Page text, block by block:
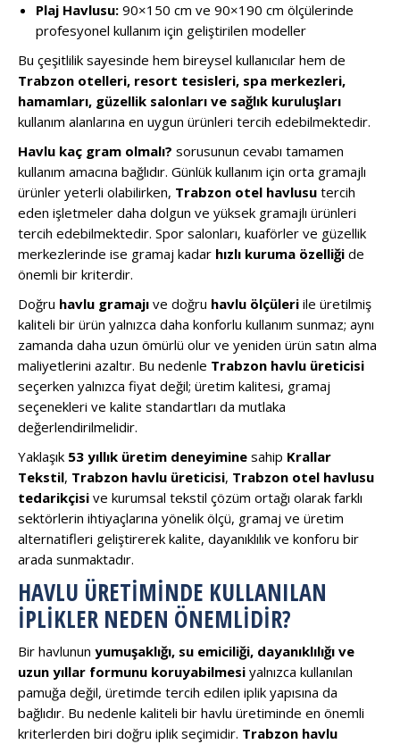
Plaj Havlusu: 90×150 cm ve 90×190 cm ölçülerinde
profesyonel kullanım için geliştirilen modeller
Bu çeşitlilik sayesinde hem bireysel kullanıcılar hem de
Trabzon otelleri, resort tesisleri, spa merkezleri,
hamamları, güzellik salonları ve sağlık kuruluşları
kullanım alanlarına en uygun ürünleri tercih edebilmektedir.
Havlu kaç gram olmalı? sorusunun cevabı tamamen
kullanım amacına bağlıdır. Günlük kullanım için orta gramajlı
ürünler yeterli olabilirken, Trabzon otel havlusu tercih
eden işletmeler daha dolgun ve yüksek gramajlı ürünleri
tercih edebilmektedir. Spor salonları, kuaförler ve güzellik
merkezlerinde ise gramaj kadar hızlı kuruma özelliği de
önemli bir kriterdir.
Doğru havlu gramajı ve doğru havlu ölçüleri ile üretilmiş
kaliteli bir ürün yalnızca daha konforlu kullanım sunmaz; aynı
zamanda daha uzun ömürlü olur ve yeniden ürün satın alma
maliyetlerini azaltır. Bu nedenle Trabzon havlu üreticisi
seçerken yalnızca fiyat değil; üretim kalitesi, gramaj
seçenekleri ve kalite standartları da mutlaka
değerlendirilmelidir.
Yaklaşık 53 yıllık üretim deneyimine sahip Krallar
Tekstil, Trabzon havlu üreticisi, Trabzon otel havlusu
tedarikçisi ve kurumsal tekstil çözüm ortağı olarak farklı
sektörlerin ihtiyaçlarına yönelik ölçü, gramaj ve üretim
alternatifleri geliştirerek kalite, dayanıklılık ve konforu bir
arada sunmaktadır.
HAVLU ÜRETIMINDE KULLANILAN
İPLIKLER NEDEN ÖNEMLIDIR?
Bir havlunun yumuşaklığı, su emiciliği, dayanıklılığı ve
uzun yıllar formunu koruyabilmesi yalnızca kullanılan
pamuğa değil, üretimde tercih edilen iplik yapısına da
bağlıdır. Bu nedenle kaliteli bir havlu üretiminde en önemli
kriterlerden biri doğru iplik seçimidir. Trabzon havlu